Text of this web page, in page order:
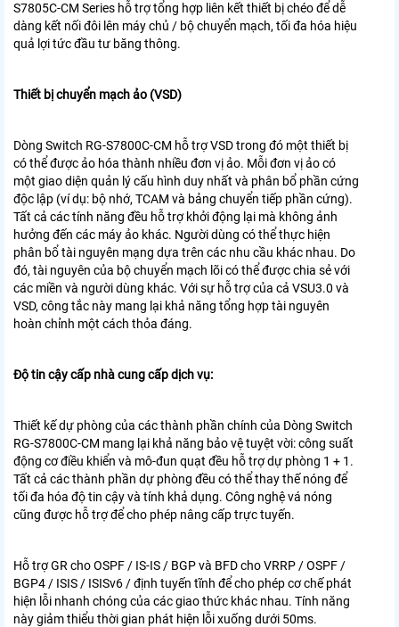
S7805C-CM Series hỗ trợ tổng hợp liên kết thiết bị chéo để dễ
dàng kết nối đôi lên máy chủ / bộ chuyển mạch, tối đa hóa hiệu
quả lợi tức đầu tư băng thông.
Thiết bị chuyển mạch ảo (VSD)
Dòng Switch RG-S7800C-CM hỗ trợ VSD trong đó một thiết bị
có thể được ảo hóa thành nhiều đơn vị ảo. Mỗi đơn vị ảo có
một giao diện quản lý cấu hình duy nhất và phân bổ phần cứng
độc lập (ví dụ: bộ nhớ, TCAM và bảng chuyển tiếp phần cứng).
Tất cả các tính năng đều hỗ trợ khởi động lại mà không ảnh
hưởng đến các máy ảo khác. Người dùng có thể thực hiện
phân bổ tài nguyên mạng dựa trên các nhu cầu khác nhau. Do
đó, tài nguyên của bộ chuyển mạch lõi có thể được chia sẻ với
các miền và người dùng khác. Với sự hỗ trợ của cả VSU3.0 và
VSD, công tắc này mang lại khả năng tổng hợp tài nguyên
hoàn chỉnh một cách thỏa đáng.
Độ tin cậy cấp nhà cung cấp dịch vụ:
Thiết kế dự phòng của các thành phần chính của Dòng Switch
RG-S7800C-CM mang lại khả năng bảo vệ tuyệt vời: công suất
động cơ điều khiển và mô-đun quạt đều hỗ trợ dự phòng 1 + 1.
Tất cả các thành phần dự phòng đều có thể thay thế nóng để
tối đa hóa độ tin cậy và tính khả dụng. Công nghệ vá nóng
cũng được hỗ trợ để cho phép nâng cấp trực tuyến.
Hỗ trợ GR cho OSPF / IS-IS / BGP và BFD cho VRRP / OSPF /
BGP4 / ISIS / ISISv6 / định tuyến tĩnh để cho phép cơ chế phát
hiện lỗi nhanh chóng của các giao thức khác nhau. Tính năng
này giảm thiểu thời gian phát hiện lỗi xuống dưới 50ms.